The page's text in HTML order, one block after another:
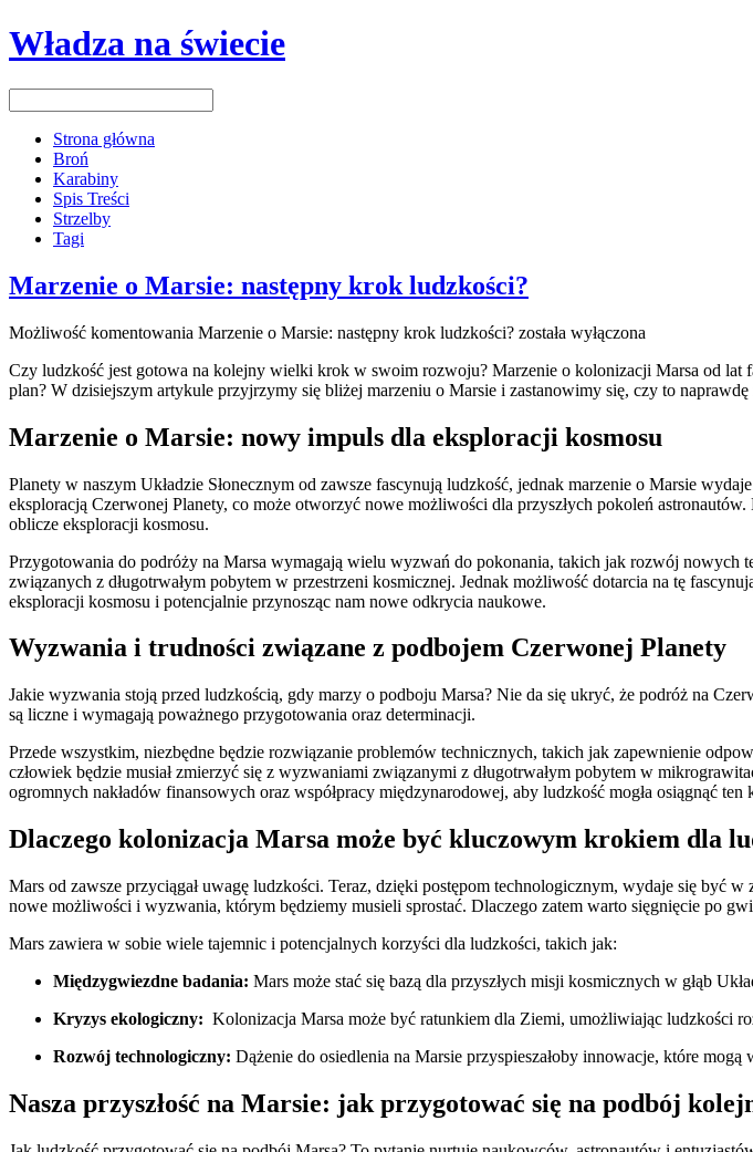
Władza na świecie
Strona główna
Broń
Karabiny
Spis Treści
Strzelby
Tagi
Marzenie o Marsie: następny krok ludzkości?
Możliwość komentowania Marzenie o Marsie: następny krok ludzkości? została wyłączona
Czy ludzkość jest gotowa na kolejny wielki krok w⁣ swoim rozwoju? ⁢Marzenie o kolonizacji​ Marsa od​ lat
‍plan? W dzisiejszym artykule przyjrzymy​ się‍ bliżej marzeniu o Marsie i zastanowimy się, czy to
Marzenie o Marsie: ‍nowy impuls dla eksploracji kosmosu
Planety w naszym Układzie Słonecznym od zawsze fascynują ludzkość, jednak marzenie o Marsie⁣
eksploracją Czerwonej Planety, co może ⁢otworzyć nowe możliwości dla przyszłych pokoleń
oblicze eksploracji kosmosu.
Przygotowania do podróży na⁣ Marsa wymagają wielu wyzwań do pokonania, takich jak rozwój
⁢związanych z długotrwałym pobytem w przestrzeni kosmicznej. Jednak możliwość dotarcia na ⁢tę‍
eksploracji kosmosu i potencjalnie przynosząc nam nowe odkrycia naukowe.
Wyzwania i⁤ trudności związane z podbojem Czerwonej Planety
Jakie wyzwania stoją przed ludzkością, gdy marzy o podboju Marsa? Nie da się ukryć, że podróż ⁣na
są liczne i wymagają poważnego przygotowania oraz ‍determinacji.
Przede wszystkim, niezbędne będzie rozwiązanie problemów ‌technicznych, takich jak zapewnienie
człowiek będzie musiał zmierzyć się z wyzwaniami związanymi z ‍długotrwałym pobytem w
ogromnych nakładów finansowych oraz współpracy międzynarodowej, ⁢aby⁣ ludzkość mogła osiągnąć
Dlaczego kolonizacja Marsa może być kluczowym ​krokiem dla
Mars od zawsze przyciągał uwagę ludzkości. Teraz,⁤ dzięki ⁤postępom technologicznym, wydaje się być
nowe możliwości i wyzwania, którym będziemy musieli sprostać. Dlaczego zatem warto sięgnięcie po
Mars zawiera w ⁢sobie wiele tajemnic i potencjalnych ​korzyści⁢ dla ludzkości, takich jak:
Międzygwiezdne badania: Mars może stać się bazą dla przyszłych misji kosmicznych w głąb
Kryzys ekologiczny:
Kolonizacja Marsa może być ratunkiem dla Ziemi, umożliwiając ludzkości
Rozwój technologiczny: Dążenie do osiedlenia ‍na ​Marsie przyspieszałoby innowacje, które
Nasza przyszłość na ⁤Marsie: jak przygotować się na ‍podbój